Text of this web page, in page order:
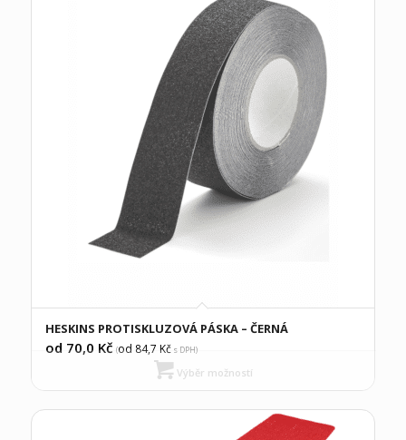
HESKINS PROTISKLUZOVÁ PÁSKA – ČERNÁ
od 70,0 Kč (od 84,7 Kčs DPH)
Výběr možností